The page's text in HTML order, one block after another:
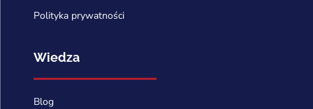
Polityka prywatności
Wiedza
Blog